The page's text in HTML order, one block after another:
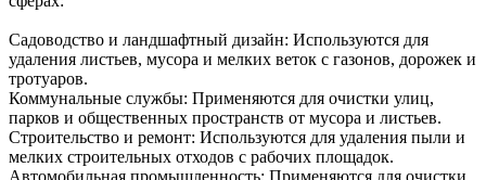
Садоводство и ландшафтный дизайн: Используются для
удаления листьев, мусора и мелких веток с газонов, дорожек и
тротуаров.
Коммунальные службы: Применяются для очистки улиц,
парков и общественных пространств от мусора и листьев.
Строительство и ремонт: Используются для удаления пыли и
мелких строительных отходов с рабочих площадок.
Автомобильная промышленность: Применяются для очистки